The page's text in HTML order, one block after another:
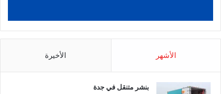
الأشهر الأخيرة
بنشر متنقل في جدة